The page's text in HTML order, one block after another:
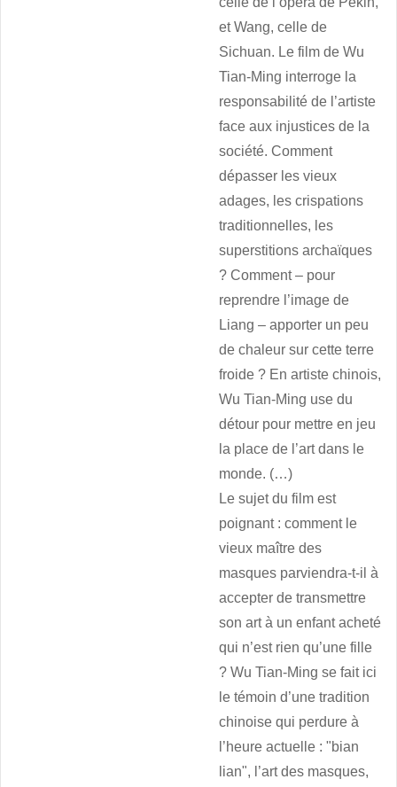
et Wang, celle de
Sichuan. Le film de Wu
Tian-Ming interroge la
responsabilité de l’artiste
face aux injustices de la
société. Comment
dépasser les vieux
adages, les crispations
traditionnelles, les
superstitions archaïques
? Comment – pour
reprendre l’image de
Liang – apporter un peu
de chaleur sur cette terre
froide ? En artiste chinois,
Wu Tian-Ming use du
détour pour mettre en jeu
la place de l’art dans le
monde. (…)
Le sujet du film est
poignant : comment le
vieux maître des
masques parviendra-t-il à
accepter de transmettre
son art à un enfant acheté
qui n’est rien qu’une fille
? Wu Tian-Ming se fait ici
le témoin d’une tradition
chinoise qui perdure à
l’heure actuelle : "bian
lian", l’art des masques,